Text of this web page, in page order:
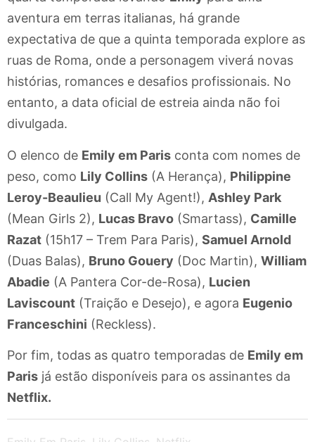
aventura em terras italianas, há grande
expectativa de que a quinta temporada explore as
ruas de Roma, onde a personagem viverá novas
histórias, romances e desafios profissionais. No
entanto, a data oficial de estreia ainda não foi
divulgada.
O elenco de Emily em Paris conta com nomes de
peso, como Lily Collins (A Herança), Philippine
Leroy-Beaulieu (Call My Agent!), Ashley Park
(Mean Girls 2), Lucas Bravo (Smartass), Camille
Razat (15h17 – Trem Para Paris), Samuel Arnold
(Duas Balas), Bruno Gouery (Doc Martin), William
Abadie (A Pantera Cor-de-Rosa), Lucien
Laviscount (Traição e Desejo), e agora Eugenio
Franceschini (Reckless).
Por fim, todas as quatro temporadas de Emily em
Paris já estão disponíveis para os assinantes da
Netflix.